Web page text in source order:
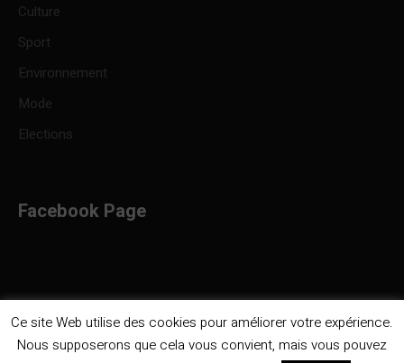
Culture
Sport
Environnement
Mode
Elections
Facebook Page
Ce site Web utilise des cookies pour améliorer votre expérience.
Nous supposerons que cela vous convient, mais vous pouvez